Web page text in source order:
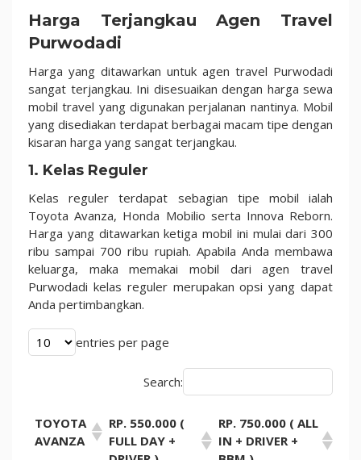
Harga Terjangkau Agen Travel
Purwodadi
Harga yang ditawarkan untuk agen travel Purwodadi
sangat terjangkau. Ini disesuaikan dengan harga sewa
mobil travel yang digunakan perjalanan nantinya. Mobil
yang disediakan terdapat berbagai macam tipe dengan
kisaran harga yang sangat terjangkau.
1. Kelas Reguler
Kelas reguler terdapat sebagian tipe mobil ialah
Toyota Avanza, Honda Mobilio serta Innova Reborn.
Harga yang ditawarkan ketiga mobil ini mulai dari 300
ribu sampai 700 ribu rupiah. Apabila Anda membawa
keluarga, maka memakai mobil dari agen travel
Purwodadi kelas reguler merupakan opsi yang dapat
Anda pertimbangkan.
entries per page
Search:
TOYOTA
AVANZA
RP. 550.000 (
FULL DAY +
RP. 750.000 ( ALL
IN + DRIVER +